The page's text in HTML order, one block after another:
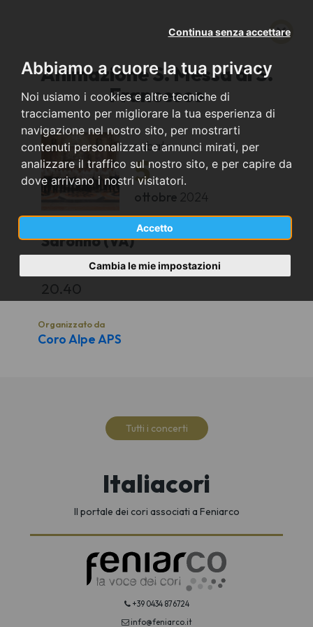
Abbiamo a cuore la tua privacy
Noi usiamo i cookies e altre tecniche di
tracciamento per migliorare la tua esperienza di
navigazione nel nostro sito, per mostrarti
contenuti personalizzati e annunci mirati, per
analizzare il traffico sul nostro sito, e per capire da
dove arrivano i nostri visitatori.
Accetto
Continua senza accettare
Cambia le mie impostazioni
Animazione S. Messa di S.
Francesco
sabato
5
ottobre 2024
Saronno (VA)
Chiesa di S. Francesco, P.za S. Francesco
20.40
Organizzato da
Coro Alpe APS
Tutti i concerti
Italiacori
Il portale dei cori associati a Feniarco
+39 0434 876724
info@feniarco.it